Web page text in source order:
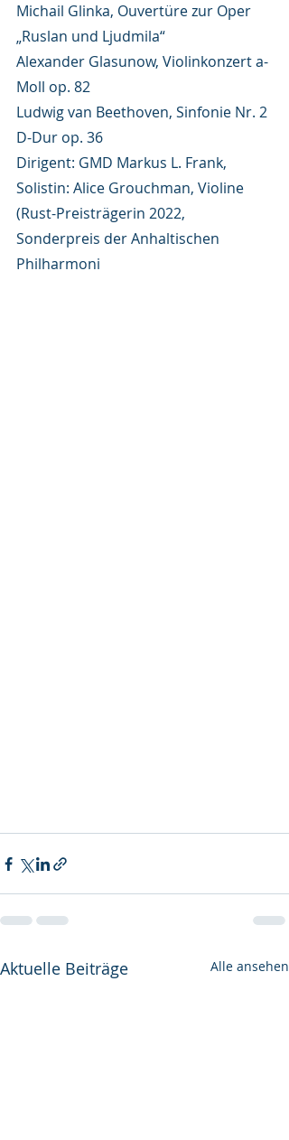
Michail Glinka, Ouvertüre zur Oper
„Ruslan und Ljudmila“
Alexander Glasunow, Violinkonzert a-
Moll op. 82
Ludwig van Beethoven, Sinfonie Nr. 2
D-Dur op. 36
Dirigent: GMD Markus L. Frank,
Solistin: Alice Grouchman, Violine
(Rust-Preisträgerin 2022,
Sonderpreis der Anhaltischen
Philharmoni
Aktuelle Beiträge Alle ansehen